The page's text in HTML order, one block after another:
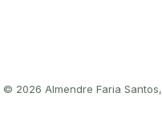
2026 Almendre Faria Santos,